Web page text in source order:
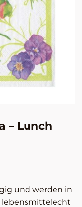
– Lunch
und werden in
lebensmittelecht